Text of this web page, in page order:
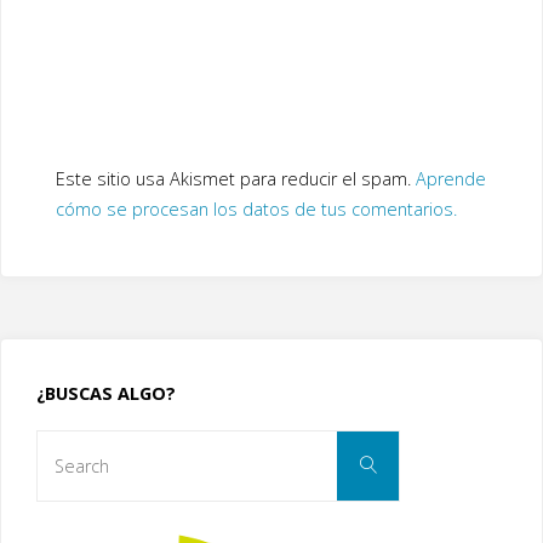
Este sitio usa Akismet para reducir el spam. Aprende
cómo se procesan los datos de tus comentarios.
¿BUSCAS ALGO?
Search